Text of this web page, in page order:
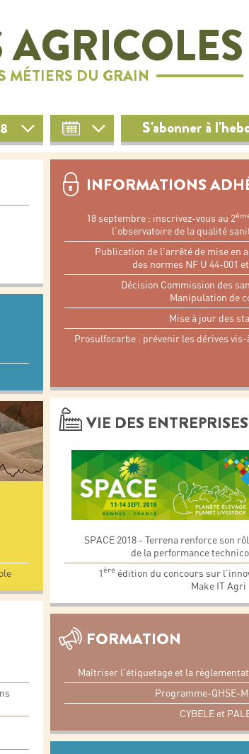
MÉTIERS DU GRAIN
S'abonner à
INFORMATIONS
18 septembre : inscrivez-vous au 2
l’observatoire de la qualité
Publication de l’arrêté de mise en
des normes NF U 44-001
Décision Commission des
Manipulation de
Mise à jour des
Prosulfocarbe : prévenir les dérives
VIE DES ENTREPRISES
SPACE 2018 - Terrena renforce son
de la performance
1ère édition du concours sur
Make IT Agri
FORMATION
Maîtriser l'étiquetage et la
Programme-QHSE-
CYBELE et